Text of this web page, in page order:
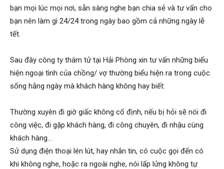
van
bạn mọi lúc mọi nơi, sẵn sàng nghe bạn chia sẻ và tư vấn cho
bạn nên làm gì 24/24 trong ngày bao gồm cả những ngày lễ
tết.
Sau đây công ty thám tử tại Hải Phòng xin tư vấn những biểu
hiện ngoại tình của chồng/ vợ thường biểu hiện ra trong cuộc
sống hằng ngày mà khách hàng không hay biết:
Thường xuyên đi giờ giấc không cố định, nếu bị hỏi sẽ nói đi
công việc, đi gặp khách hàng, đi công chuyên, đi nhậu cùng
khách hàng…
Sử dụng điện thoại lén lút, hay nhắn tin, có cuộc gọi đến có
khi không nghe, hoặc ra ngoài nghe, nói lấp lửng không tự